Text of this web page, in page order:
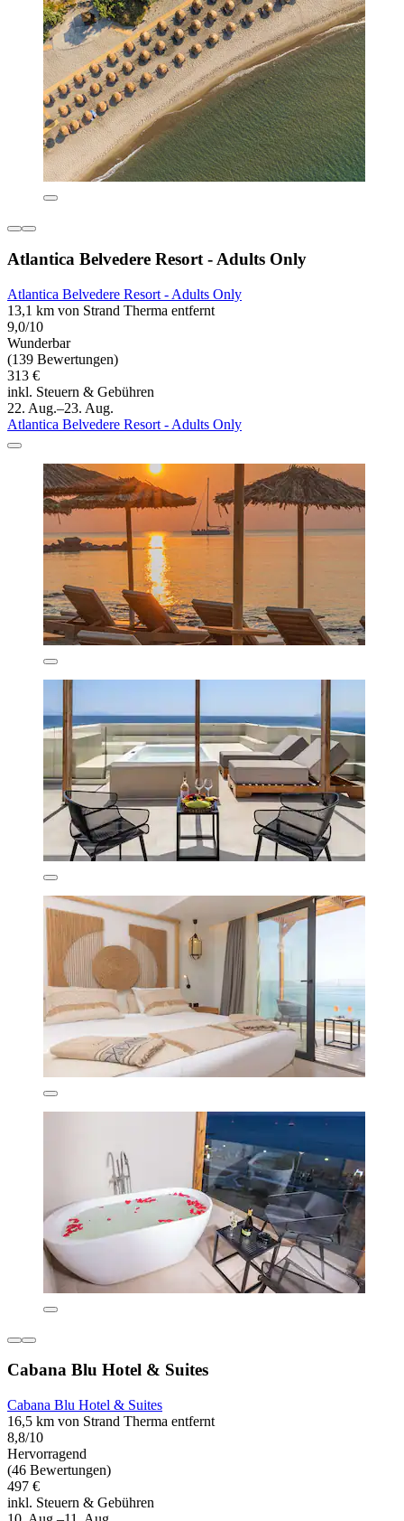
Atlantica Belvedere Resort - Adults Only
Atlantica Belvedere Resort - Adults Only
13,1 km von Strand Therma entfernt
9,0/10
Wunderbar
(139 Bewertungen)
313 €
inkl. Steuern & Gebühren
22. Aug.–23. Aug.
Atlantica Belvedere Resort - Adults Only
Cabana Blu Hotel & Suites
Cabana Blu Hotel & Suites
16,5 km von Strand Therma entfernt
8,8/10
Hervorragend
(46 Bewertungen)
497 €
inkl. Steuern & Gebühren